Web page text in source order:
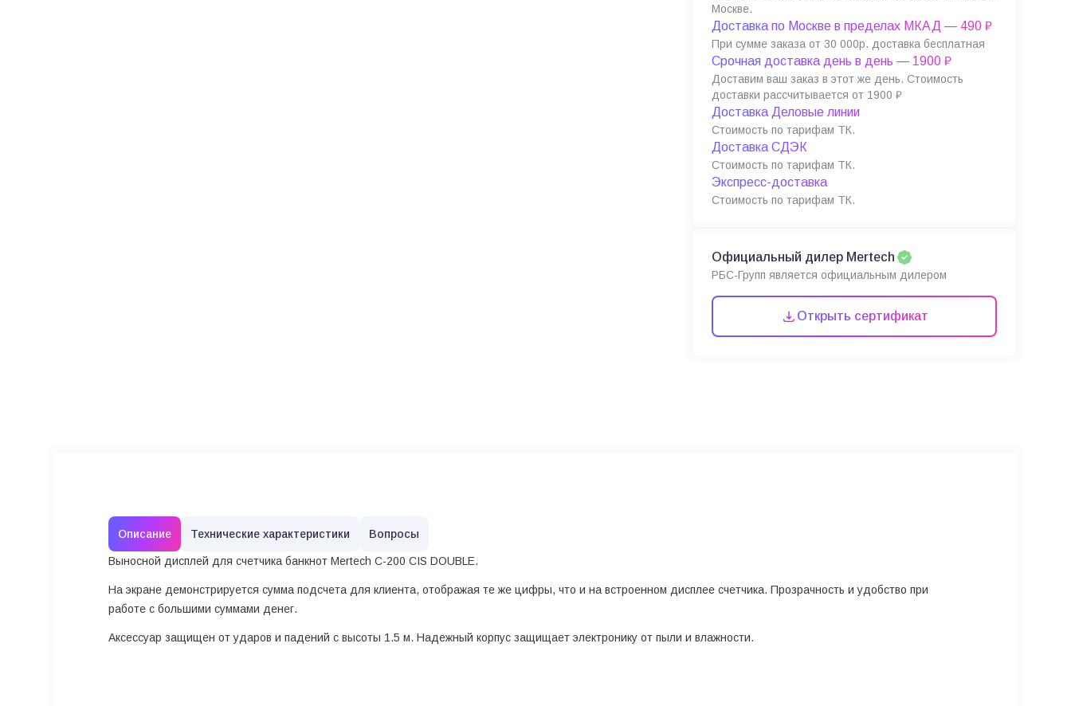
Москве.
Доставка по Москве в пределах МКАД — 490 ₽
При сумме заказа от 30 000р. доставка бесплатная
Срочная доставка день в день — 1900 ₽
Доставим ваш заказ в этот же день. Стоимость
доставки рассчитывается от 1900 ₽
Доставка Деловые линии
Стоимость по тарифам ТК.
Доставка СДЭК
Стоимость по тарифам ТК.
Экспресс-доставка
Стоимость по тарифам ТК.
Официальный дилер Mertech
РБС-Групп является официальным дилером
Открыть сертификат
Описание Технические характеристики Вопросы
Выносной дисплей для счетчика банкнот Mertech C-200 CIS DOUBLE.
На экране демонстрируется сумма подсчета для клиента, отображая те же цифры, что и на встроенном дисплее счетчика. Прозрачность и удобство при
работе с большими суммами денег.
Аксессуар защищен от ударов и падений с высоты 1.5 м. Надежный корпус защищает электронику от пыли и влажности.